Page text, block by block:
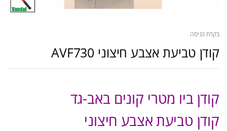
בקרת כניסה
קודן טביעת אצבע חיצוני AVF730
קודן ביו מטרי קונים באב-גד
קודן טביעת אצבע חיצוני